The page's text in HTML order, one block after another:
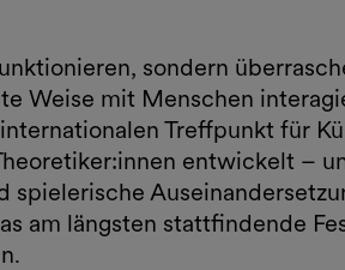
sondern
Weise mit Menschen
Treffpunkt für
entwickelt –
am längsten stattfindende